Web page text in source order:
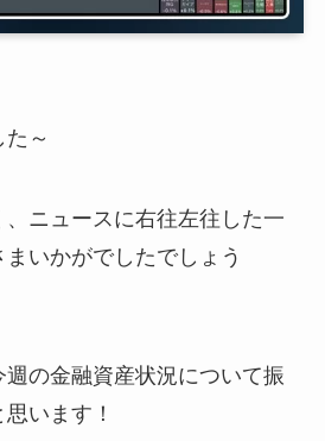
～
ニュースに右往左往した一
いかがでしたでしょう
の金融資産状況について振
います！